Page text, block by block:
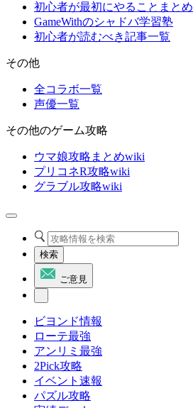
初心者が最初にやることまとめ
GameWithのシャドバ学習塾
初心者が読むべき記事一覧
その他
全コラボ一覧
声優一覧
その他のゲーム攻略
ウマ娘攻略まとめwiki
プリコネR攻略wiki
グラブル攻略wiki
検索
ご意見
ビヨンド情報
ローテ最強
アンリミ最強
2Pick攻略
イベント速報
パズル攻略